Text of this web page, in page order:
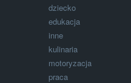
dziecko
edukacja
inne
kulinaria
motoryzacja
praca